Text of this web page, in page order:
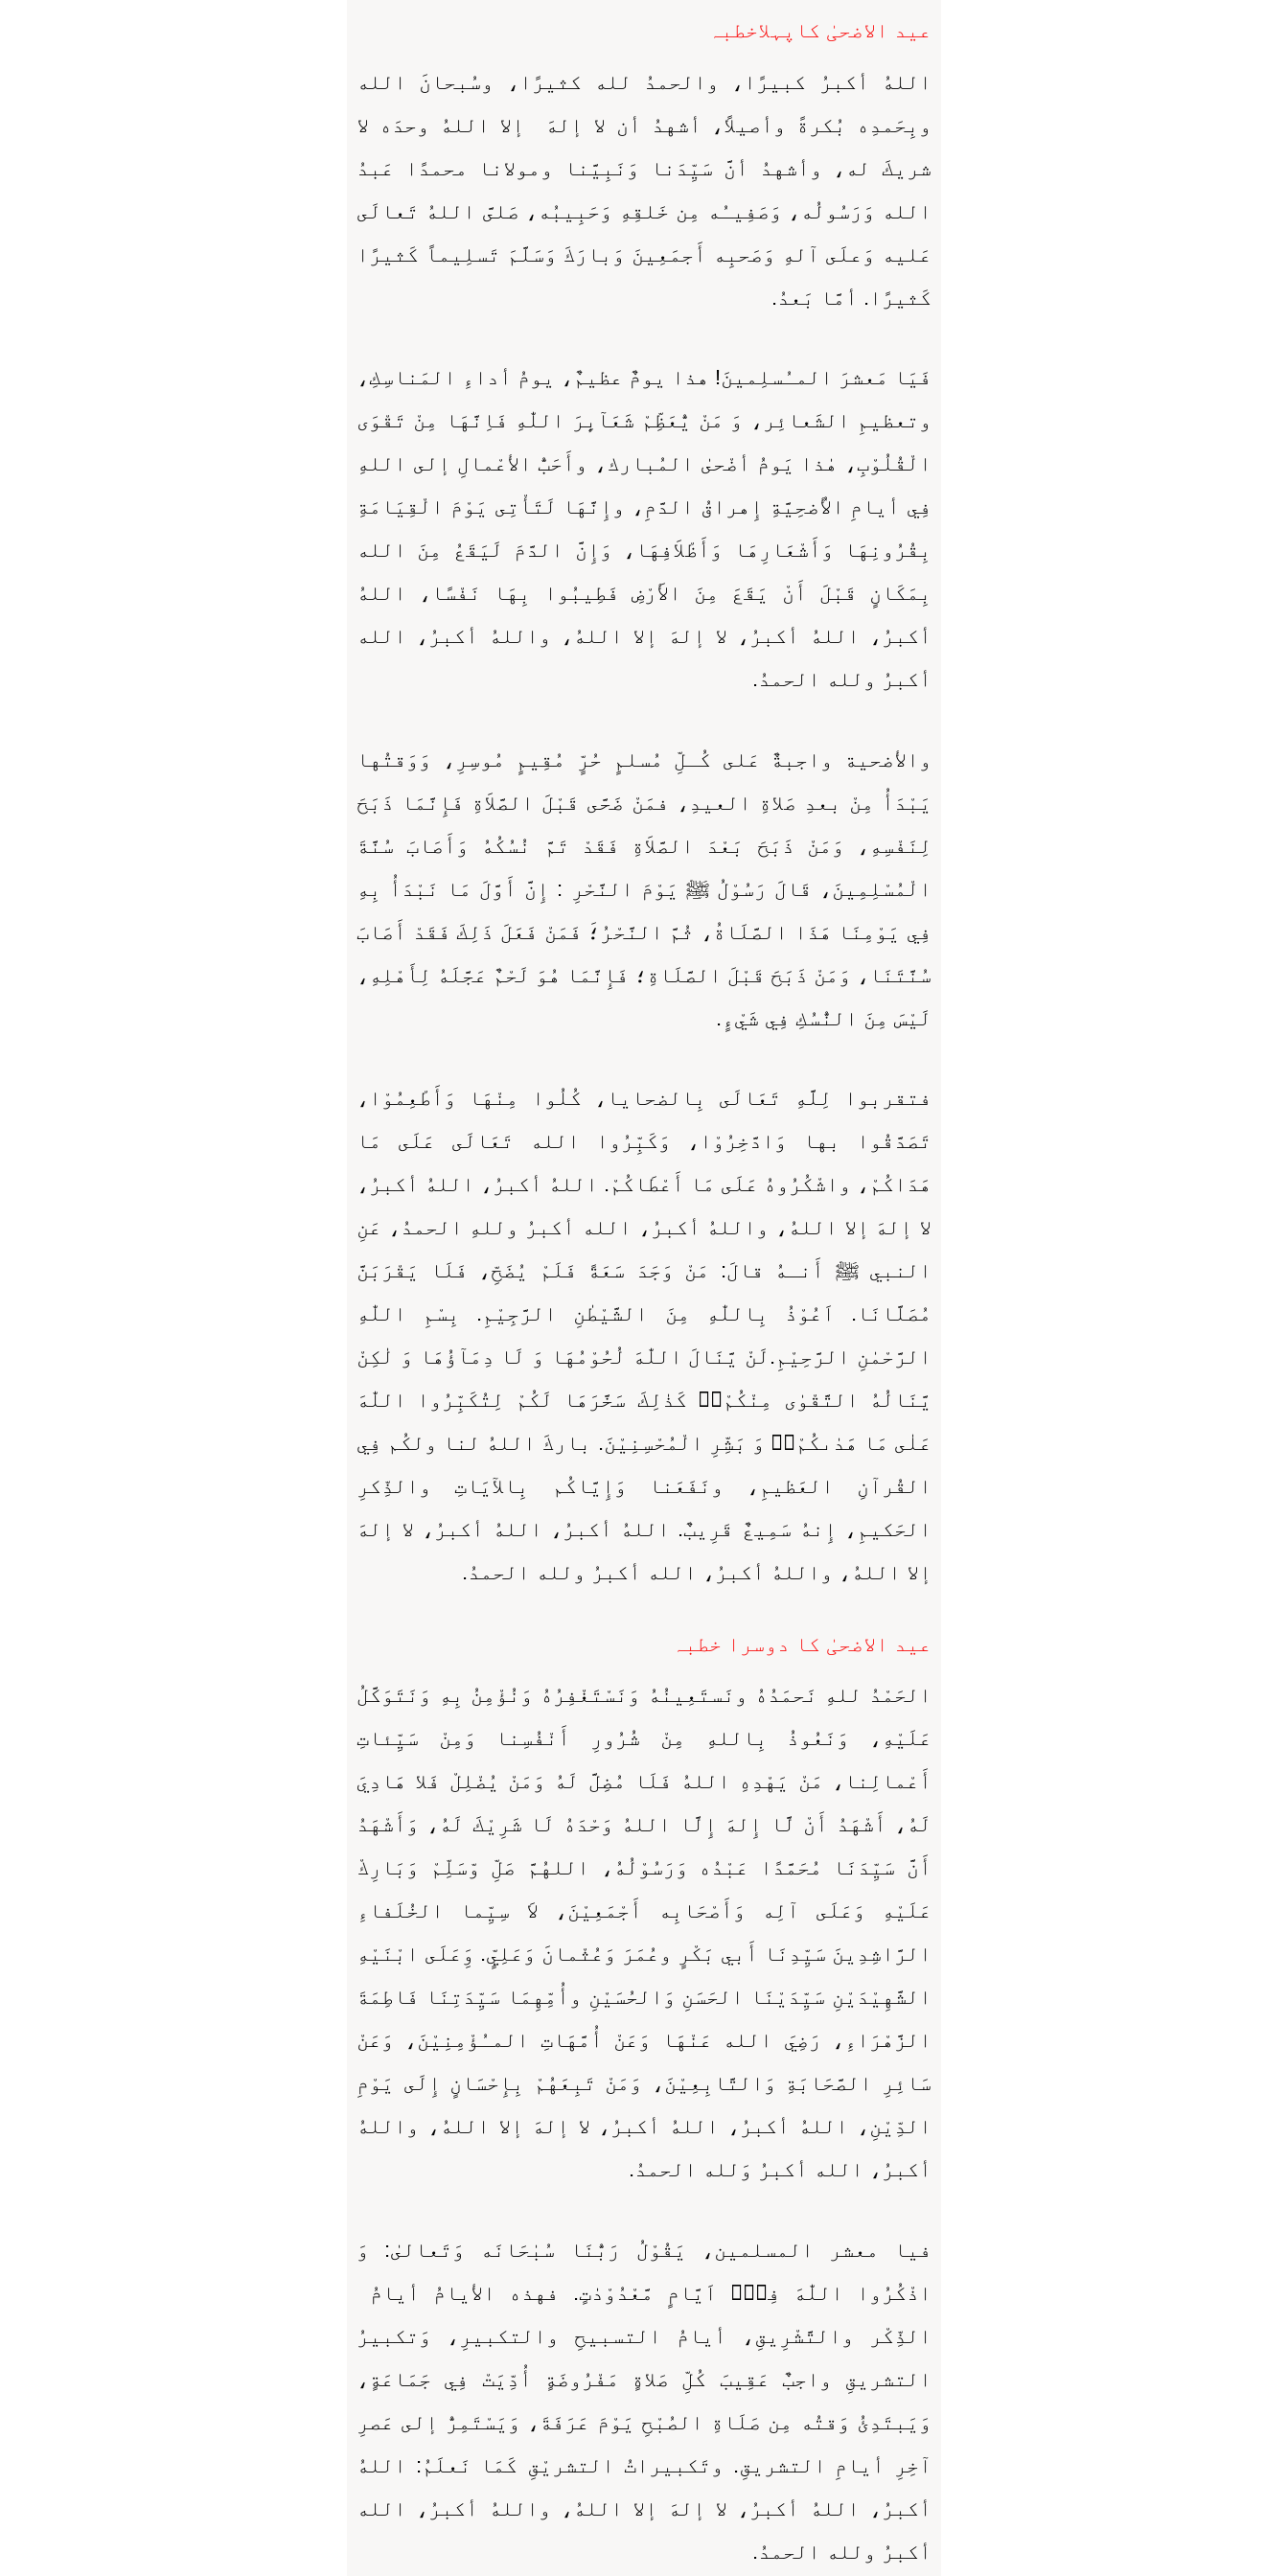
عید الاضحیٰ کاپہلاخطبہ
اللهُ أكبرُ كبيرًا، والحمدُ لله كثيرًا، وسُبحانَ الله
وبِحَمدِه بُكرةً وأصيلاً، أشهدُ أن لا إلهَ إلا اللهُ وحدَه لا
شريكَ له، وأشهدُ أنَّ سَيِّدَنا وَنَبِيَّنا ومولانا محمدًا عَبدُ
الله وَرَسُولُه، وَصَفِيـُه مِن خَلقِهِ وَحَبِيبُه، صَلىَّ اللهُ تَعالَى
عَليه وَعلَى آلهِ وَصَحبِه أَجمَعِينَ وَبارَكَ وَسَلَّمَ تَسلِيماً كَثيرًا
كَثيرًا. أمَّا بَعدُ.
فَيَا مَعشرَ المـُسلِمينَ! هذا يومٌ عظيمٌ، يومُ أداءِ المَناسِكِ،
وتعظيمِ الشَعائِر، وَ مَنْ يُّعَظِّمْ شَعَآىِٕرَ اللّٰهِ فَاِنَّهَا مِنْ تَقْوَى
الْقُلُوْبِ، هٰذا يَومُ أضْحىٰ المُبارك، وأَحَبُّ الأعْمالِ إلى اللهِ
فِي أيامِ الأُضحِيَّةِ إِهراقُ الدَّمِ، وإِنَّهَا لَتَأْتِى يَوْمَ الْقِيَامَةِ
بِقُرُونِهَا وَأَشْعَارِهَا وَأَظْلاَفِهَا، وَإِنَّ الدَّمَ لَيَقَعُ مِنَ الله
بِمَكَانٍ قَبْلَ أَنْ يَقَعَ مِنَ الأَرْضِ فَطِيبُوا بِهَا نَفْسًا، اللهُ
أكبرُ، اللهُ أكبرُ، لا إلهَ إلا اللهُ، واللهُ أكبرُ، الله
أكبرُ ولله الحمدُ.
والأضحية واجبةٌ عَلى كُـلِّ مُسلمٍ حُرٍّ مُقِيمٍ مُوسِرِ، وَوَقتُها
يَبْدَأُ مِنْ بعدِ صَلاةِ العيدِ، فمَنْ ضَحَّى قَبْلَ الصَّلاَةِ فَإِنَّمَا ذَبَحَ
لِنَفْسِهِ، وَمَنْ ذَبَحَ بَعْدَ الصَّلاَةِ فَقَدْ تَمَّ نُسُكُهُ وَأَصَابَ سُنَّةَ
الْمُسْلِمِينَ، قَالَ رَسُوْلُ ﷺ يَوْمَ النَّحْرِ : إِنَّ أَوَّلَ مَا نَبْدَأُ بِهِ
فِي يَوْمِنَا هَذَا الصَّلَاةُ، ثُمَّ النَّحْرُ؛َ فَمَنْ فَعَلَ ذَلِكَ فَقَدْ أَصَابَ
سُنَّتَنَا، وَمَنْ ذَبَحَ قَبْلَ الصَّلَاةِ؛ فَإِنَّمَا هُوَ لَحْمٌ عَجَّلَهُ لِأَهْلِهِ،
لَيْسَ مِنَ النُّسُكِ فِي شَيْءٍ.
فتقربوا لِلَّهِ تَعَالَى بِالضحايا، كُلُوا مِنْهَا وَأَطْعِمُوْا،
تَصَدَّقُوا بها وَادَّخِرُوْا، وَكَبِّرُوا الله تَعَالَى عَلَى مَا
هَدَاكُمْ، واشْكُرُوهُ عَلَى مَا أَعْطَاكُمْ. اللهُ أكبرُ، اللهُ أكبرُ،
لا إلهَ إلا اللهُ، واللهُ أكبرُ، الله أكبرُ وللهِ الحمدُ، عَنِ
النبي ﷺ أَنـهُ قالَ: مَنْ وَجَدَ سَعَةً فَلَمْ يُضَحِّ، فَلَا يَقْرَبَنَّ
مُصَلَّانَا. اَعُوْذُ بِاللّٰهِ مِنَ الشَّيْطٰنِ الرَّجِيْمِ. بِسْمِ اللّٰهِ
الرَّحْمٰنِ الرَّحِيْمِ.لَنْ يَّنَالَ اللّٰهَ لُحُوْمُهَا وَ لَا دِمَآؤُهَا وَ لٰكِنْ
يَّنَالُهُ التَّقْوٰى مِنْكُمْ١ؕ كَذٰلِكَ سَخَّرَهَا لَكُمْ لِتُكَبِّرُوا اللّٰهَ
عَلٰى مَا هَدٰىكُمْ١ؕ وَ بَشِّرِ الْمُحْسِنِيْنَ. باركَ اللهُ لنا ولكُم فِي
القُرآنِ العَظيمِ، ونَفَعَنا وَإِيَّاكُم بِالآيَاتِ والذِّكرِ
الحَكيمِ، إِنهُ سَمِيعٌ قَرِيبٌ. اللهُ أكبرُ، اللهُ أكبرُ، لا إلهَ
إلا اللهُ، واللهُ أكبرُ، الله أكبرُ ولله الحمدُ.
عید الاضحیٰ کا دوسرا خطبہ
الحَمْدُ للهِ نَحمَدُهُ ونَستَعِينُهُ وَنَسْتَغْفِرُهُ وَنُؤْمِنُ بِهِ وَنَتَوَكَّلُ
عَلَيْهِ، وَنَعُوذُ بِاللهِ مِنْ شُرُورِ أَنْفُسِنا وَمِنْ سَيِّئاتِ
أَعْمالِنا، مَنْ يَهْدِهِ اللهُ فَلَا مُضِلَّ لَهُ وَمَنْ يُضْلِلْ فَلا هَادِيَ
لَهُ، أَشْهَدُ أَنْ لَّا إِلهَ إِلَّا اللهُ وَحْدَهُ لَا شَرِيْكَ لَهُ، وَأَشْهَدُ
أَنَّ سَيِّدَنَا مُحَمَّدًا عَبْدُه وَرَسُوْلُهُ، اللهُمَّ صَلِّ وّسَلِّمْ وَبَارِكْ
عَلَيْهِ وَعَلَى آلِه وَأَصْحَابِه أَجْمَعِيْنَ، لاَ سِيِّما الخُلَفاءِ
الرَّاشِدِينَ سَيِّدِنَا أَبي بَكْرٍ وعُمَرَ وَعُثْمانَ وَعَلِيٍّ. وَِعَلَى ابْنَيْهِ
الشَّهِيْدَيْنِ سَيِّدَيْنَا الحَسَنِ وَالحُسَيْنِ وأُمِّهِمَا سَيِّدَتِنَا فَاطِمَةَ
الزَّهْرَاءِ، رَضِيَ الله عَنْهَا وَعَنْ أُمَّهَاتِ المـُؤْمِنِيْنَ، وَعَنْ
سَائِرِ الصَّحَابَةِ وَالتَّابِعِيْنَ، وَمَنْ تَبِعَهُمْ بِإِحْسَانٍ إِلَى يَوْمِ
الدِّيْنِ، اللهُ أكبرُ، اللهُ أكبرُ، لا إلهَ إلا اللهُ، واللهُ
أكبرُ، الله أكبرُ وَلله الحمدُ.
فيا معشر المسلمين، يَقُوْلُ رَبُّنَا سُبٰحَانَه وَتَعالىٰ: وَ
اذْكُرُوا اللّٰهَ فِيْۤ اَيَّامٍ مَّعْدُوْدٰتٍ. فهذه الأيامُ أيامُ
الذِّكْر والتَّشْرِيقِ، أيامُ التسبيحِ والتكبيرِ، وَتكبيرُ
التشريقِ واجبٌ عَقِيبَ كُلِّ صَلاةٍ مَفْرُوضَةٍ أُدِّيَتْ فِي جَمَاعَةٍ،
وَيَبتَدِئُ وَقتُه مِن صَلَاةِ الصُبْحِ يَوْمَ عَرَفَةَ، وَيَسْتَمِرُّ إلى عَصرِ
آخِرِ أيامِ التشريقِ. وتَكبيراتُ التشريْقِ كَمَا نَعلَمُ: اللهُ
أكبرُ، اللهُ أكبرُ، لا إلهَ إلا اللهُ، واللهُ أكبرُ، الله
أكبرُ ولله الحمدُ.